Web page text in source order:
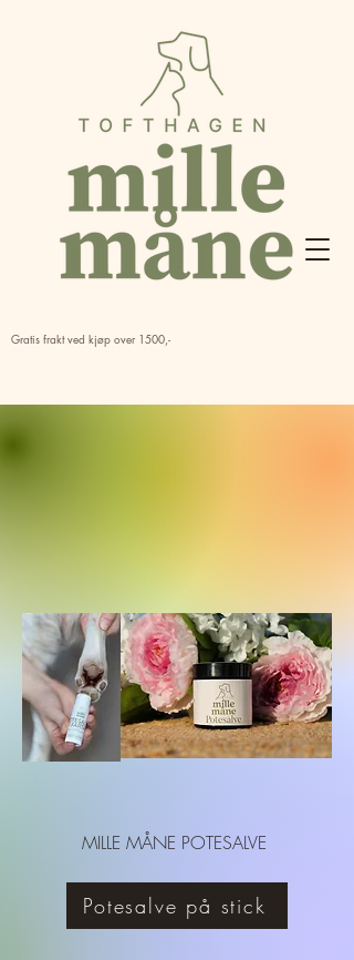
Gratis frakt ved kjøp over 1500,-
MILLE MÅNE POTESALVE
Potesalve på stick